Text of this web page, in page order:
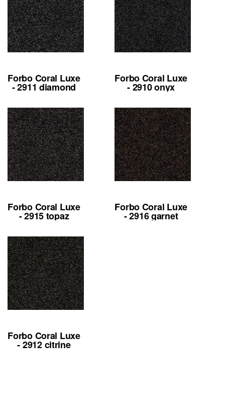
Forbo Coral Luxe
- 2911 diamond
Forbo Coral Luxe
- 2910 onyx
Forbo Coral Luxe
- 2915 topaz
Forbo Coral Luxe
- 2916 garnet
Forbo Coral Luxe
- 2912 citrine